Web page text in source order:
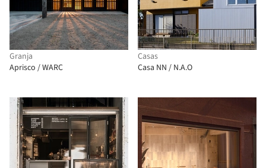
Granja
Aprisco / WARC
Casas
Casa NN / N.A.O